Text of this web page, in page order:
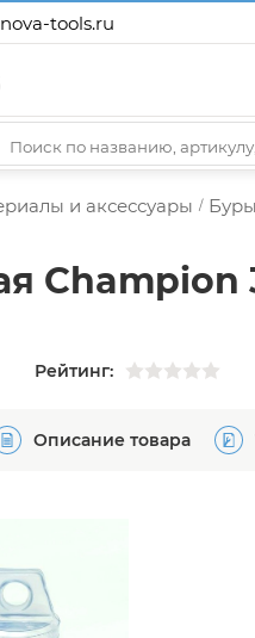
tools.ru
и аксессуары /
Champion
Рейтинг:
Описание товара